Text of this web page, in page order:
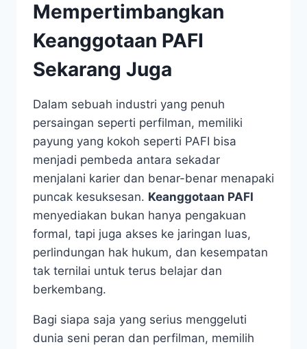
Mempertimbangkan
Keanggotaan PAFI
Sekarang Juga
Dalam sebuah industri yang penuh
persaingan seperti perfilman, memiliki
payung yang kokoh seperti PAFI bisa
menjadi pembeda antara sekadar
menjalani karier dan benar-benar menapaki
puncak kesuksesan. Keanggotaan PAFI
menyediakan bukan hanya pengakuan
formal, tapi juga akses ke jaringan luas,
perlindungan hak hukum, dan kesempatan
tak ternilai untuk terus belajar dan
berkembang.
Bagi siapa saja yang serius menggeluti
dunia seni peran dan perfilman, memilih